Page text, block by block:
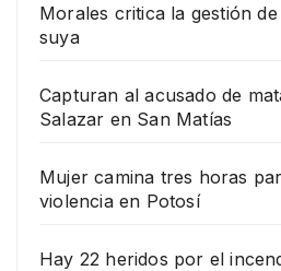
Morales critica la gestión
suya
Capturan al acusado de
Salazar en San Matías
Mujer camina tres horas
violencia en Potosí
Hay 22 heridos por el